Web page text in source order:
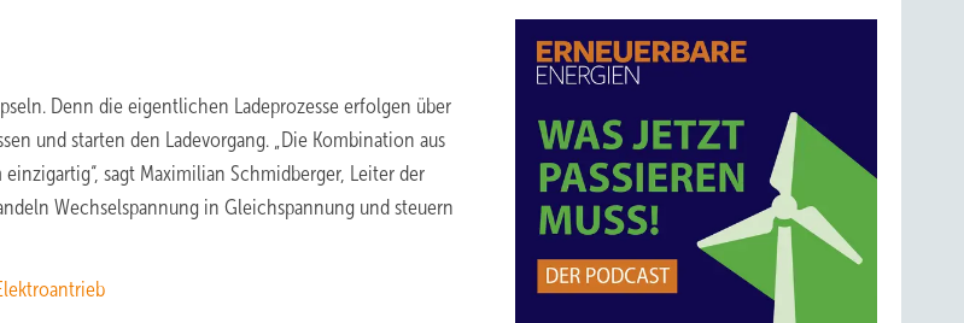
Denn die eigentlichen Ladeprozesse erfolgen über
und starten den Ladevorgang. „Die Kombination aus
sagt Maximilian Schmidberger, Leiter der
Wechselspannung in Gleichspannung und steuern